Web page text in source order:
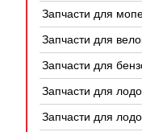
Запчасти для
Запчасти для
4Т
Запчасти для
Запчасти для
Запчасти для